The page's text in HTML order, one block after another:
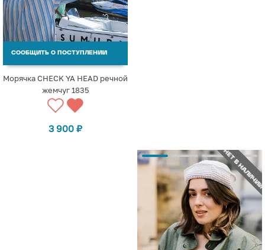
СООБЩИТЬ О ПОСТУПЛЕНИИ
Морячка CHECK YA HEAD речной
жемчуг 1835
3 900 ₽
НЕТ В НАЛИЧИИ